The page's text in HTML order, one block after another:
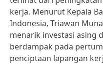
kerja. Menurut Kepala
Indonesia, Triawan
menarik investasi asing
berdampak pada
penciptaan lapangan